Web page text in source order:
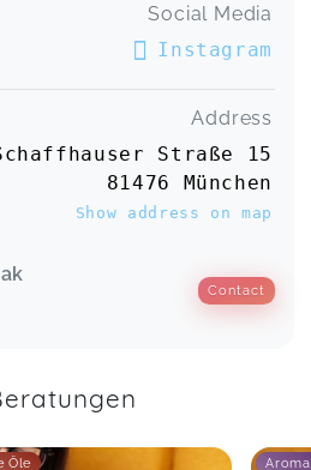
Social Media
Instagram
Address
Straße 15
81476 München
Show address on map
Contact
Öle